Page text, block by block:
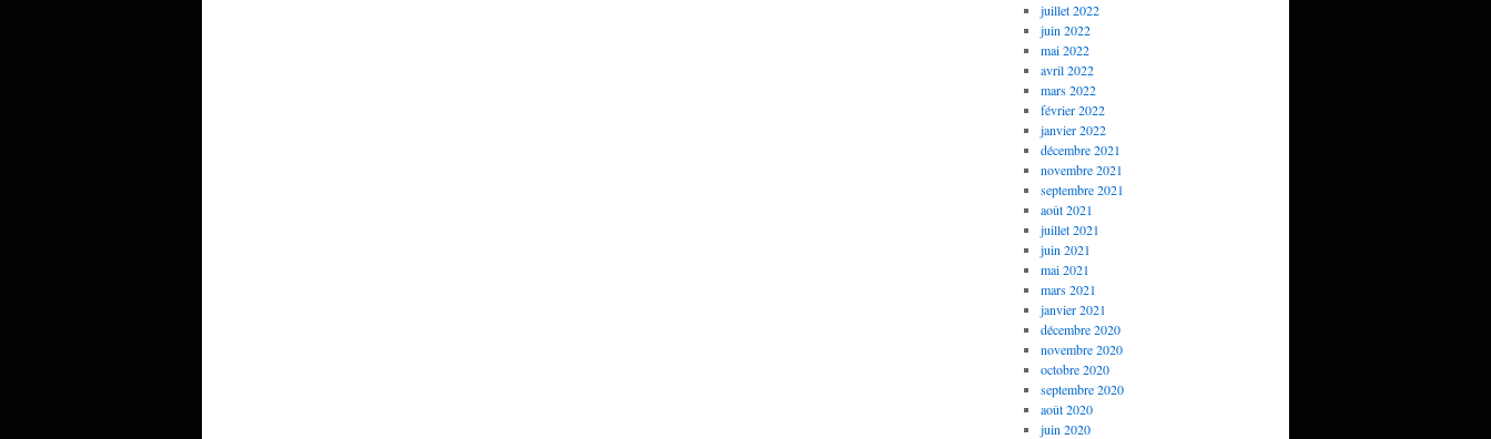
juillet 2022
juin 2022
mai 2022
avril 2022
mars 2022
février 2022
janvier 2022
décembre 2021
novembre 2021
septembre 2021
août 2021
juillet 2021
juin 2021
mai 2021
mars 2021
janvier 2021
décembre 2020
novembre 2020
octobre 2020
septembre 2020
août 2020
juin 2020